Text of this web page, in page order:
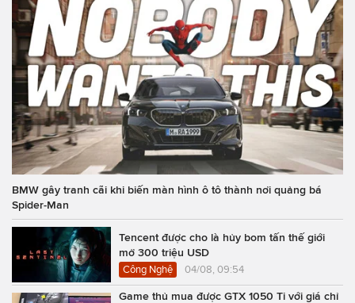
BMW gây tranh cãi khi biến màn hình ô tô thành nơi quảng bá
Spider-Man
Tencent được cho là hủy bom tấn thế giới
mở 300 triệu USD
Công Nghệ 04/08, 09:54
Game thủ mua được GTX 1050 Ti với giá chỉ